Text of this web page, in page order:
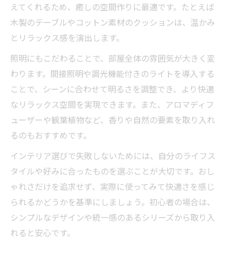
えてくれるため、癒しの空間作りに最適です。たとえば
木製のテーブルやコットン素材のクッションは、温かみ
とリラックス感を演出します。
照明にもこだわることで、部屋全体の雰囲気が大きく変
わります。間接照明や調光機能付きのライトを導入する
ことで、シーンに合わせて明るさを調整でき、より快適
なリラックス空間を実現できます。また、アロマディフ
ューザーや観葉植物など、香りや自然の要素を取り入れ
るのもおすすめです。
インテリア選びで失敗しないためには、自分のライフス
タイルや好みに合ったものを選ぶことが大切です。おし
ゃれさだけを追求せず、実際に使ってみて快適さを感じ
られるかどうかを基準にしましょう。初心者の場合は、
シンプルなデザインや統一感のあるシリーズから取り入
れると安心です。